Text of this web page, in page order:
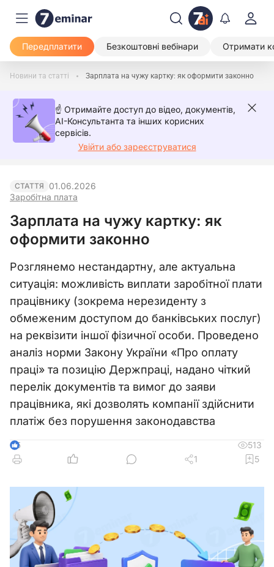
Передплатити Безкоштовні вебінари Отримати
Новини та статті Зарплата на чужу картку: як оформити законно
☝️ Отримайте доступ до відео, документів,
AI-Консультанта та інших корисних
сервісів.
Увійти або зареєструватися
СТАТТЯ
Заробітна плата
01.06.2026
Зарплата на чужу картку: як
оформити законно
Розглянемо нестандартну, але актуальна
ситуація: можливість виплати заробітної плати
працівнику (зокрема нерезиденту з
обмеженим доступом до банківських послуг)
на реквізити іншої фізичної особи. Проведено
аналіз норми Закону України «Про оплату
праці» та позицію Держпраці, надано чіткий
перелік документів та вимог до заяви
працівника, які дозволять компанії здійснити
платіж без порушення законодавства
5
513
1
5